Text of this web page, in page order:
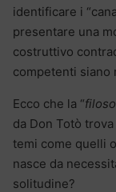
identificare i
presentare una
costruttivo
competenti siano
Ecco che la “
da Don Totò
temi come quelli
nasce da
solitudine?